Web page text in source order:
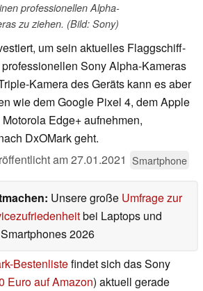
professionellen Alpha-
zu ziehen. (Bild: Sony)
um sein aktuelles Flaggschiff-
Sony Alpha-Kameras
Kamera des Geräts kann es aber
wie dem Google Pixel 4, dem Apple
Edge+ aufnehmen,
DxOMark geht.
am27.01.2021 Smartphone
Unsere große Umfrage zur
bei Laptops und
Smartphones 2026
Bestenlistefindet sich das Sony
Euro auf Amazon) aktuell gerade